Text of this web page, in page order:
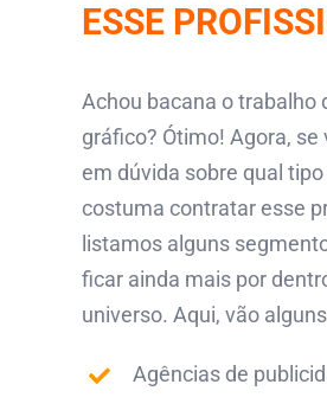
ESSE
Achou bacana o trabalho
gráfico? Ótimo! Agora, se
em dúvida sobre qual
costuma contratar esse
listamos alguns
ficar ainda mais por
universo. Aqui, vão
Agências de